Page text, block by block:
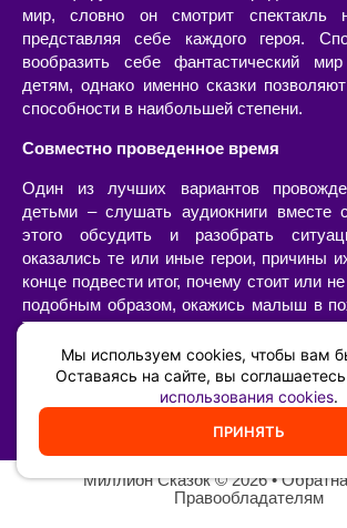
мир, словно он смотрит спектакль
представляя себе каждого героя.
вообразить себе фантастический
детям, однако именно сказки
способности в наибольшей степени.
Совместно проведенное время
Один из лучших вариантов
детьми – слушать аудиокниги вместе
этого обсудить и разобрать
оказались те или иные герои, причины
конце подвести итог, почему стоит или
подобным образом, окажись малыш в
Такой «разбор» очень интересен сам по
наладить диалог с ребенком, а также он
воспитательную ценность –
иногда в игровой форме, указать на
жизненные принципы и ценности.
Миллион Сказок©️ 2026 •
Правообладателям
Мы используем cookies, чтобы вам
Оставаясь на сайте, вы
использования cookies.
ПРИНЯТЬ